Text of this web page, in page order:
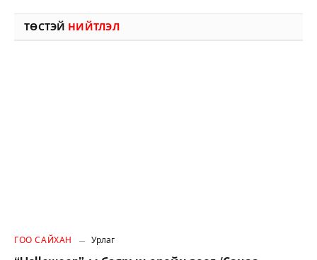
ТӨСТЭЙ НИЙТЛЭЛ
ГОО САЙХАН Урлаг